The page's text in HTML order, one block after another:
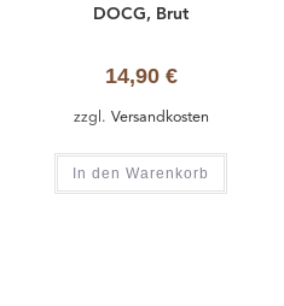
DOCG, Brut
14,90 €
zzgl. Versandkosten
In den Warenkorb